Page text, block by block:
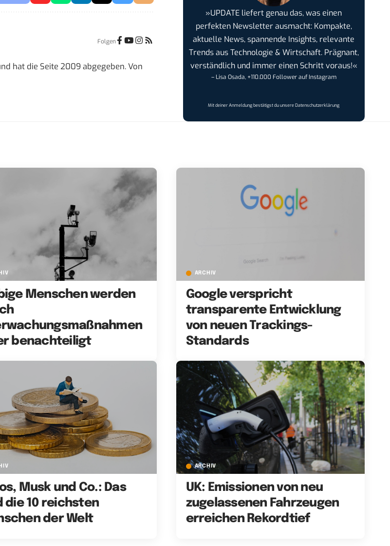
Folgen
hat die Seite 2009 abgegeben. Von
»UPDATE liefert genau das, was einen
perfekten Newsletter ausmacht: Kompakte,
aktuelle News, spannende Insights, relevante
Trends aus Technologie & Wirtschaft. Prägnant,
verständlich und immer einen Schritt voraus!«
– Lisa Osada, +110.000 Follower auf Instagram
Mit deiner Anmeldung bestätigst du unsereDatenschutzerklärung
Menschen werden
benachteiligt
ARCHIV
Google verspricht
transparente Entwicklung
von neuen Trackings-
Standards
Musk und Co.: Das
die 10 reichsten
der Welt
ARCHIV
UK: Emissionen von neu
zugelassenen Fahrzeugen
erreichen Rekordtief